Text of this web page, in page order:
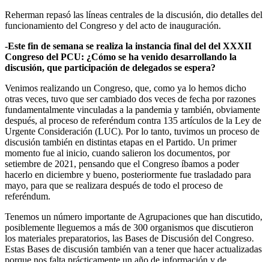
Reherman repasó las líneas centrales de la discusión, dio detalles del
funcionamiento del Congreso y del acto de inauguración.
-Este fin de semana se realiza la instancia final del del XXXII
Congreso del PCU: ¿Cómo se ha venido desarrollando la
discusión, que participación de delegados se espera?
Venimos realizando un Congreso, que, como ya lo hemos dicho
otras veces, tuvo que ser cambiado dos veces de fecha por razones
fundamentalmente vinculadas a la pandemia y también, obviamente
después, al proceso de referéndum contra 135 artículos de la Ley de
Urgente Consideración (LUC). Por lo tanto, tuvimos un proceso de
discusión también en distintas etapas en el Partido. Un primer
momento fue al inicio, cuando salieron los documentos, por
setiembre de 2021, pensando que el Congreso íbamos a poder
hacerlo en diciembre y bueno, posteriormente fue trasladado para
mayo, para que se realizara después de todo el proceso de
referéndum.
Tenemos un número importante de Agrupaciones que han discutido,
posiblemente lleguemos a más de 300 organismos que discutieron
los materiales preparatorios, las Bases de Discusión del Congreso.
Estas Bases de discusión también van a tener que hacer actualizadas
porque nos falta prácticamente un año de información y de